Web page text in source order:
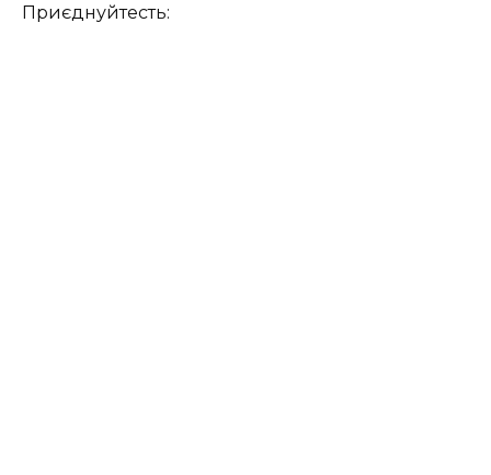
Приєднуйтесть: